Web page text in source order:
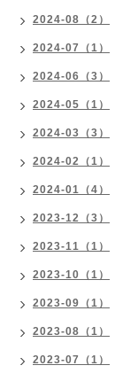
2024-08（2）
2024-07（1）
2024-06（3）
2024-05（1）
2024-03（3）
2024-02（1）
2024-01（4）
2023-12（3）
2023-11（1）
2023-10（1）
2023-09（1）
2023-08（1）
2023-07（1）